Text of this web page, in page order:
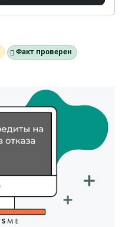
Факт проверен